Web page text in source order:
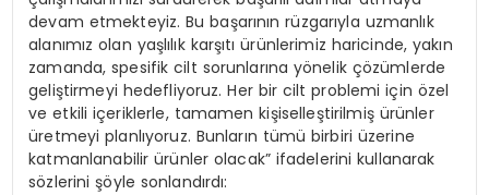
devam etmekteyiz. Bu başarının rüzgarıyla uzmanlık
alanımız olan yaşlılık karşıtı ürünlerimiz haricinde, yakın
zamanda, spesifik cilt sorunlarına yönelik çözümlerde
geliştirmeyi hedefliyoruz. Her bir cilt problemi için özel
ve etkili içeriklerle, tamamen kişiselleştirilmiş ürünler
üretmeyi planlıyoruz. Bunların tümü birbiri üzerine
katmanlanabilir ürünler olacak” ifadelerini kullanarak
sözlerini şöyle sonlandırdı: